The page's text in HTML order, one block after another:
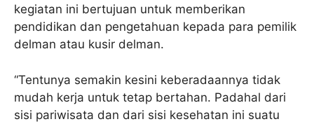
kegiatan ini bertujuan untuk memberikan
pendidikan dan pengetahuan kepada para pemilik
delman atau kusir delman.
“Tentunya semakin kesini keberadaannya tidak
mudah kerja untuk tetap bertahan. Padahal dari
sisi pariwisata dan dari sisi kesehatan ini suatu